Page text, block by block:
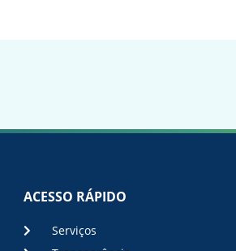
ACESSO RÁPIDO
Serviços